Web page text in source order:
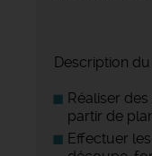
Description
Réaliser
partir de
Effectuer